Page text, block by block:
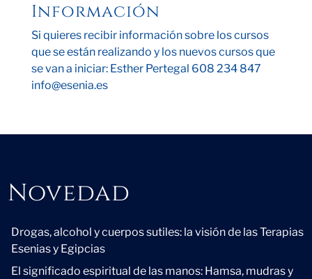
Información
Si quieres recibir información sobre los cursos
que se están realizando y los nuevos cursos que
se van a iniciar: Esther Pertegal 608 234 847
info@esenia.es
Novedad
Drogas, alcohol y cuerpos sutiles: la visión de las Terapias
Esenias y Egipcias
El significado espiritual de las manos: Hamsa, mudras y